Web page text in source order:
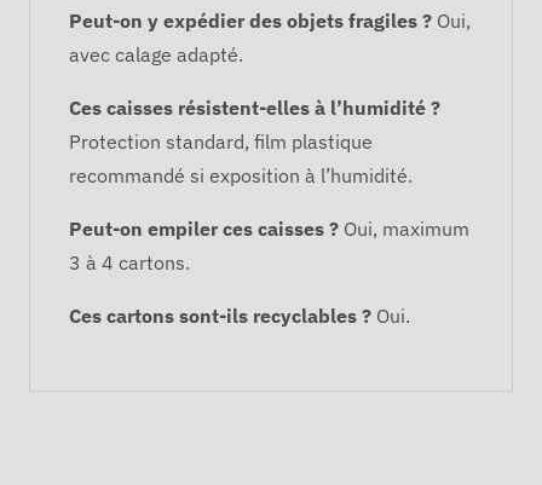
Peut-on y expédier des objets fragiles ? Oui,
avec calage adapté.
Ces caisses résistent-elles à l’humidité ?
Protection standard, film plastique
recommandé si exposition à l’humidité.
Peut-on empiler ces caisses ? Oui, maximum
3 à 4 cartons.
Ces cartons sont-ils recyclables ? Oui.